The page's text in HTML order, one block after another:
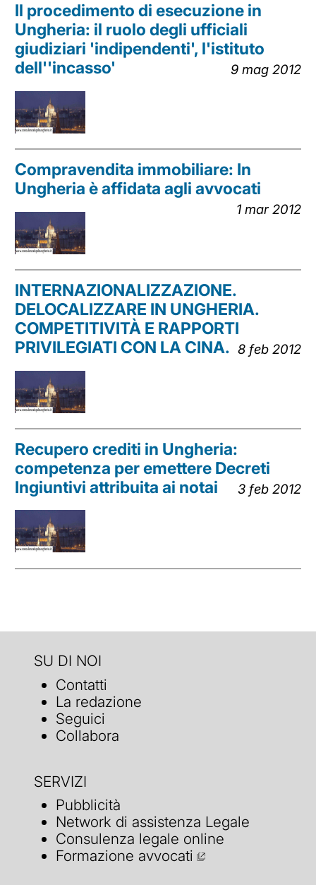
Il procedimento di esecuzione in
Ungheria: il ruolo degli ufficiali
giudiziari 'indipendenti', l'istituto
dell''incasso'
9 mag 2012
Compravendita immobiliare: In
Ungheria è affidata agli avvocati
1 mar 2012
INTERNAZIONALIZZAZIONE.
DELOCALIZZARE IN UNGHERIA.
COMPETITIVITÀ E RAPPORTI
PRIVILEGIATI CON LA CINA. 8 feb 2012
Recupero crediti in Ungheria:
competenza per emettere Decreti
Ingiuntivi attribuita ai notai
3 feb 2012
SU DI NOI
Contatti
La redazione
Seguici
Collabora
SERVIZI
Pubblicità
Network di assistenza Legale
Consulenza legale online
Formazione avvocati